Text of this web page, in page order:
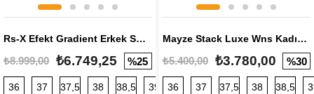
Rs-X Efekt Gradient Erkek Sneaker
₺8.999,00 ₺6.749,25 %25
36 37 37,5 38 38,5 39 40 40,5 41 42 42,5
Mayze Stack Luxe Wns Kadın Sneaker
₺5.400,00 ₺3.780,00 %30
36 37 37,5 38 38,5